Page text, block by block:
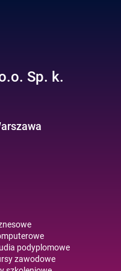
Sp. k.
podyplomowe
zawodowe